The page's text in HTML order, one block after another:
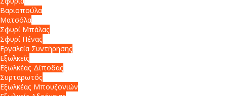
Βαριοπούλα
Ματσόλα
Σφυρί Μπάλας
Σφυρί Πένας
Εργαλεία Συντήρησης
Εξωλκείς
Εξωλκέας Δίποδας
Συρταρωτός
Εξωλκέας Μπουζονιών